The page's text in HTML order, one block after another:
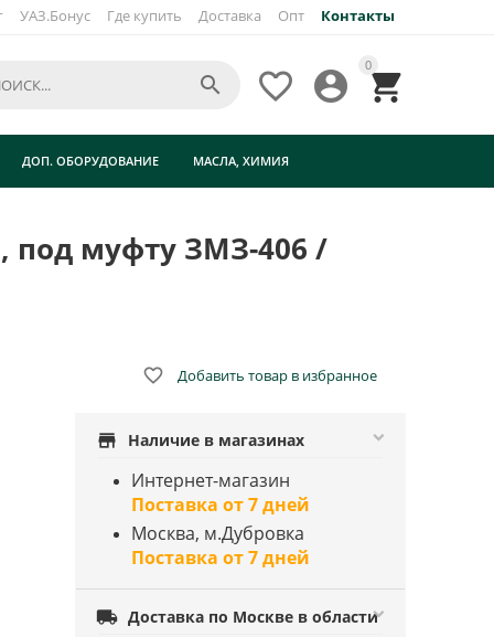
УАЗ.Бонус Где купить Доставка Опт Контакты
0




ДОП. ОБОРУДОВАНИЕ МАСЛА, ХИМИЯ
под муфту ЗМЗ-406 /
 Добавить товар в избранное
store Наличие в магазинах
Интернет-магазин
Поставка от 7 дней
Москва, м.Дубровка
Поставка от 7 дней
 Доставка по Москве в области